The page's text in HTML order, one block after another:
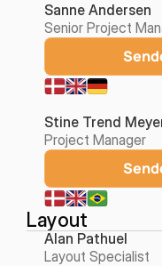
Sanne Andersen
Senior Project
Stine Trend
Project Manager
Layout
Alan Pathuel
Layout Specialist